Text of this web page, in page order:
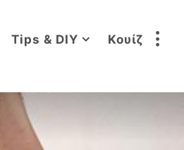
Tips & DIY Κουίζ